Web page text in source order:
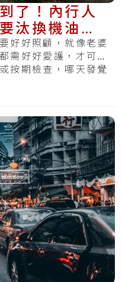
了！內行人
汰換機油、
好好照顧，就像老婆
需好好愛護，才可以
按期檢查，哪天發覺